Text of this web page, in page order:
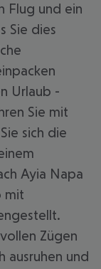
Flug und ein
Sie dies
Urlaub -
Sie mit
sich die
Ayia Napa
mit
Zügen
ausruhen und